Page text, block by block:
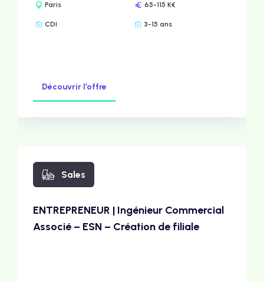
Paris 65-115 K€
CDI 3-15 ans
Découvrir l’offre
Sales
ENTREPRENEUR | Ingénieur Commercial
Associé – ESN – Création de filiale